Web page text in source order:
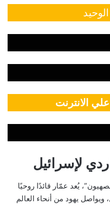
الانترنت
لإسرائيل
يُعد عمّار قائدًا روحيًا
ويواصل يهود من أنحاء العالم